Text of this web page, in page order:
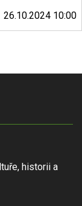
26.10.2024 10:00
historii a